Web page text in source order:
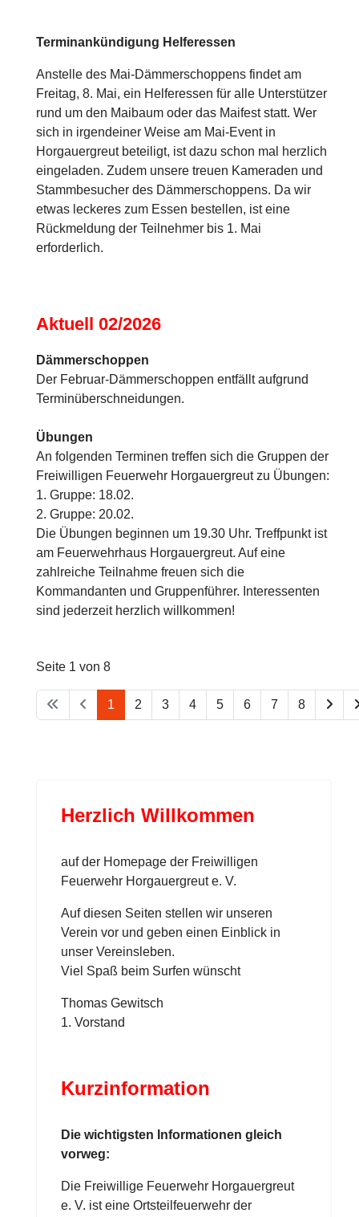
Terminankündigung Helferessen
Anstelle des Mai-Dämmerschoppens findet am
Freitag, 8. Mai, ein Helferessen für alle Unterstützer
rund um den Maibaum oder das Maifest statt. Wer
sich in irgendeiner Weise am Mai-Event in
Horgauergreut beteiligt, ist dazu schon mal herzlich
eingeladen. Zudem unsere treuen Kameraden und
Stammbesucher des Dämmerschoppens. Da wir
etwas leckeres zum Essen bestellen, ist eine
Rückmeldung der Teilnehmer bis 1. Mai
erforderlich.
Aktuell 02/2026
Dämmerschoppen
Der Februar-Dämmerschoppen entfällt aufgrund
Terminüberschneidungen.
Übungen
An folgenden Terminen treffen sich die Gruppen der
Freiwilligen Feuerwehr Horgauergreut zu Übungen:
1. Gruppe: 18.02.
2. Gruppe: 20.02.
Die Übungen beginnen um 19.30 Uhr. Treffpunkt ist
am Feuerwehrhaus Horgauergreut. Auf eine
zahlreiche Teilnahme freuen sich die
Kommandanten und Gruppenführer. Interessenten
sind jederzeit herzlich willkommen!
Seite 1 von 8
1 2 3 4 5 6 7 8
Herzlich Willkommen
auf der Homepage der Freiwilligen
Feuerwehr Horgauergreut e. V.
Auf diesen Seiten stellen wir unseren
Verein vor und geben einen Einblick in
unser Vereinsleben.
Viel Spaß beim Surfen wünscht
Thomas Gewitsch
1. Vorstand
Kurzinformation
Die wichtigsten Informationen gleich
vorweg:
Die Freiwillige Feuerwehr Horgauergreut
e. V. ist eine Ortsteilfeuerwehr der